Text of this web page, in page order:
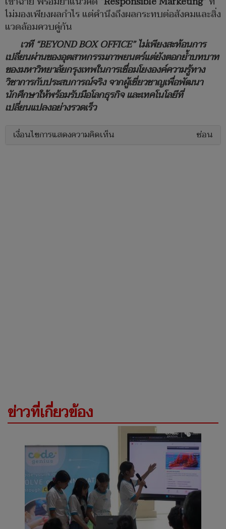
ไม่มองเพียงผลกำไร แต่คำนึงถึงผลกระทบต่อสังคมและสิ่ง
แวดล้อมควบคู่กัน
เวที“BEYOND BOX OFFICE”ไม่เพียงสะท้อนการ
เปลี่ยนผ่านของอุตสาหกรรมภาพยนตร์แต่ยังตอกย้ำบทบาท
ของมหาวิทยาลัยกรุงเทพในการเชื่อมโยงองค์ความรู้ทาง
วิชาการกับประสบการณ์จริง จากผู้เชี่ยวชาญเพื่อพัฒนา
นักศึกษาให้พร้อมรับมือโลกธุรกิจ และเทคโนโลยีที่
เปลี่ยนแปลงอย่างรวดเร็ว
เงื่อนไขการแสดงความคิดเห็น ซ่อน
ข่าวที่เกี่ยวข้อง